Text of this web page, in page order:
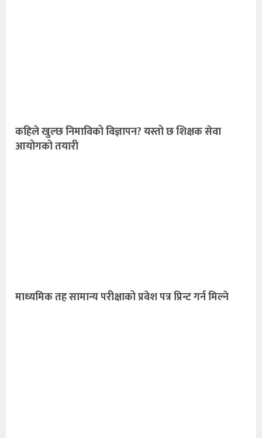
कहिले खुल्छ निमाविको विज्ञापन? यस्तो छ शिक्षक सेवा
आयोगको तयारी
माध्यमिक तह सामान्य परीक्षाको प्रवेश पत्र प्रिन्ट गर्न मिल्ने